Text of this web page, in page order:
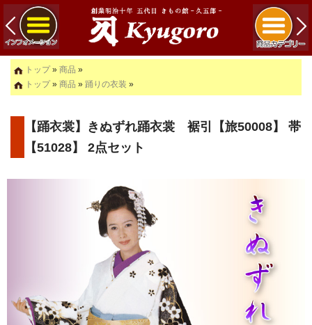
トップ» 商品 »
トップ» 商品 » 踊りの衣装 »
【踊衣裳】きぬずれ踊衣裳 裾引【旅50008】 帯
【51028】 2点セット